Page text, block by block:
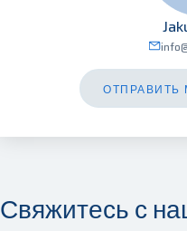
Свяжитесь с